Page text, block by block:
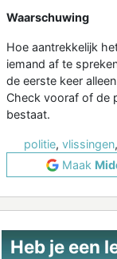
Waarschuwing
Hoe aantrekkelijk
iemand af te
de eerste keer
Check vooraf of de
bestaat.
politie, vlissingen,
Maak
Heb je een